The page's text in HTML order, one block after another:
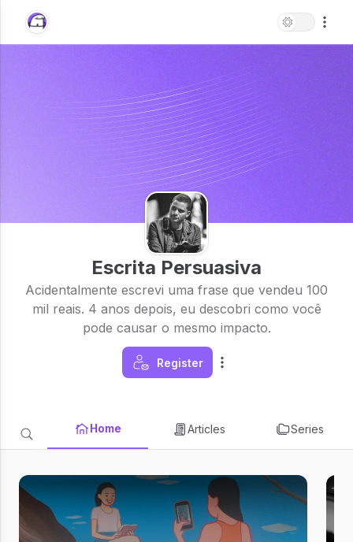
Escrita Persuasiva
Acidentalmente escrevi uma frase que vendeu 100
mil reais. 4 anos depois, eu descobri como você
pode causar o mesmo impacto.
Register
Home Articles Series